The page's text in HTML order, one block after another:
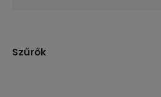
Szűrők